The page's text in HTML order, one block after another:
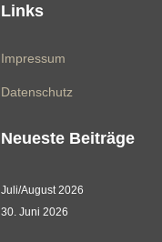
Links
Impressum
Datenschutz
Neueste Beiträge
Juli/August 2026
30. Juni 2026